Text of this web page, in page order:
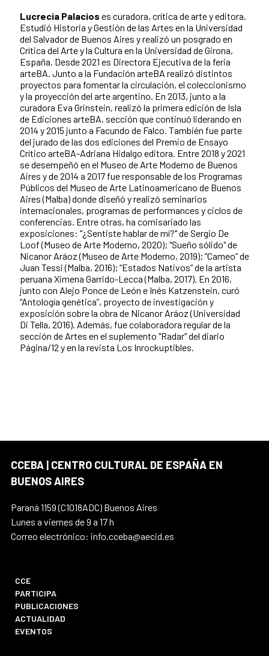
Lucrecia Palacios es curadora, crítica de arte y editora.
Estudió Historia y Gestión de las Artes en la Universidad
del Salvador de Buenos Aires y realizó un posgrado en
Crítica del Arte y la Cultura en la Universidad de Girona,
España. Desde 2021 es Directora Ejecutiva de la feria
arteBA. Junto a la Fundación arteBA realizó distintos
proyectos para fomentar la circulación, el coleccionismo
y la proyección del arte argentino. En 2013, junto a la
curadora Eva Grinstein, realizó la primera edición de Isla
de Ediciones arteBA, sección que continuó liderando en
2014 y 2015 junto a Facundo de Falco. También fue parte
del jurado de las dos ediciones del Premio de Ensayo
Crítico arteBA-Adriana Hidalgo editora. Entre 2018 y 2021
se desempeñó en el Museo de Arte Moderno de Buenos
Aires y de 2014 a 2017 fue responsable de los Programas
Públicos del Museo de Arte Latinoamericano de Buenos
Aires (Malba) donde diseñó y realizó seminarios
internacionales, programas de performances y ciclos de
conferencias. Entre otras, ha comisariado las
exposiciones: "¿Sentiste hablar de mí?" de Sergio De
Loof (Museo de Arte Moderno, 2020); "Sueño sólido" de
Nicanor Aráoz (Museo de Arte Moderno, 2019); “Cameo” de
Juan Tessi (Malba, 2016); “Estados Nativos” de la artista
peruana Ximena Garrido-Lecca (Malba, 2017). En 2016,
junto con Alejo Ponce de León e Inés Katzenstein, curó
“Antología genética”, proyecto de investigación y
exposición sobre la obra de Nicanor Aráoz (Universidad
Di Tella, 2016). Además, fue colaboradora regular de la
sección de Artes en el suplemento "Radar" del diario
Página/12 y en la revista Los Inrockuptibles.
CCEBA | CENTRO CULTURAL DE ESPAÑA EN
BUENOS AIRES
Paraná 1159 (C1018ADC) Buenos Aires
Lunes a viernes de 9 a 17 h
Correo electrónico: info.cceba@aecid.es
CCE
PARTICIPA
PUBLICACIONES
ACTUALIDAD
EVENTOS